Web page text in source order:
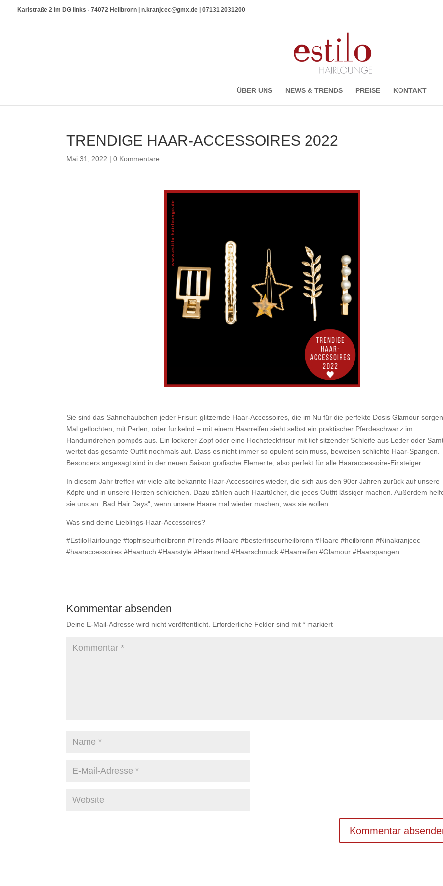
Karlstraße 2 im DG links - 74072 Heilbronn | n.kranjcec@gmx.de | 07131 2031200
ÜBER UNS NEWS & TRENDS PREISE KONTAKT
TRENDIGE HAAR-ACCESSOIRES 2022
Mai 31, 2022 |0 Kommentare
Sie sind das Sahnehäubchen jeder Frisur: glitzernde Haar-Accessoires, die im Nu für die perfekte Dosis Glamour
Mal geflochten, mit Perlen, oder funkelnd – mit einem Haarreifen sieht selbst ein praktischer Pferdeschwanz im
Handumdrehen pompös aus. Ein lockerer Zopf oder eine Hochsteckfrisur mit tief sitzender Schleife aus Leder oder
wertet das gesamte Outfit nochmals auf. Dass es nicht immer so opulent sein muss, beweisen schlichte Haar-Spangen.
Besonders angesagt sind in der neuen Saison grafische Elemente, also perfekt für alle Haaraccessoire-Einsteiger.
In diesem Jahr treffen wir viele alte bekannte Haar-Accessoires wieder, die sich aus den 90er Jahren zurück auf unsere
Köpfe und in unsere Herzen schleichen. Dazu zählen auch Haartücher, die jedes Outfit lässiger machen. Außerdem
sie uns an „Bad Hair Days“, wenn unsere Haare mal wieder machen, was sie wollen.
Was sind deine Lieblings-Haar-Accessoires?
#EstiloHairlounge #topfriseurheilbronn #Trends #Haare #besterfriseurheilbronn #Haare #heilbronn #Ninakranjcec
#haaraccessoires #Haartuch #Haarstyle #Haartrend #Haarschmuck #Haarreifen #Glamour #Haarspangen
Kommentar absenden
Deine E-Mail-Adresse wird nicht veröffentlicht. Erforderliche Felder sind mit* markiert